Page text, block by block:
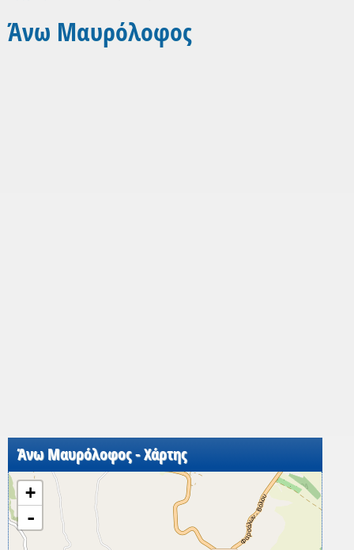
Άνω Μαυρόλοφος
Άνω Μαυρόλοφος - Χάρτης
+
-